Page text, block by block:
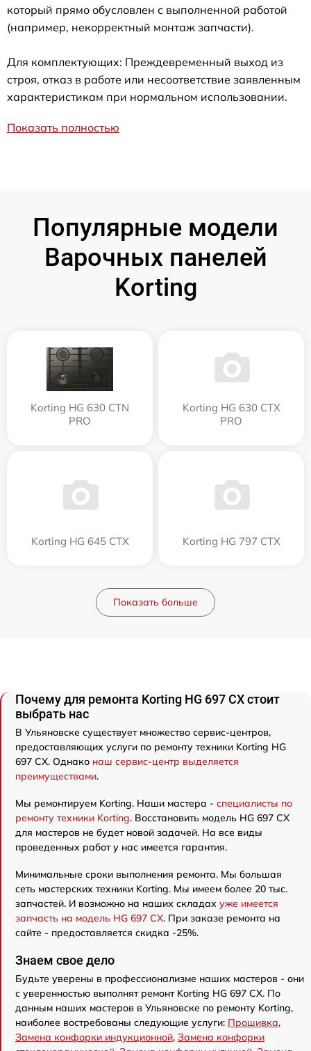
который прямо обусловлен с выполненной работой
(например, некорректный монтаж запчасти).
Для комплектующих: Преждевременный выход из
строя, отказ в работе или несоответствие заявленным
характеристикам при нормальном использовании.
Показать полностью
Популярные модели
Варочных панелей
Korting
Korting HG 630 CTN
PRO
Korting HG 630 CTX
PRO
Korting HG 645 CTX Korting HG 797 CTX
Показать больше
Почему для ремонта Korting HG 697 CX стоит
выбрать нас
В Ульяновске существует множество сервис-центров,
предоставляющих услуги по ремонту техники Korting HG
697 CX. Однако наш сервис-центр выделяется
преимуществами.
Мы ремонтируем Korting. Наши мастера - специалисты по
ремонту техники Korting. Восстановить модель HG 697 CX
для мастеров не будет новой задачей. На все виды
проведенных работ у нас имеется гарантия.
Минимальные сроки выполнения ремонта. Мы большая
сеть мастерских техники Korting. Мы имеем более 20 тыс.
запчастей. И возможно на наших складах уже имеется
запчасть на модель HG 697 CX. При заказе ремонта на
сайте - предоставляется скидка -25%.
Знаем свое дело
Будьте уверены в профессионализме наших мастеров - они
с уверенностью выполнят ремонт Korting HG 697 CX. По
данным наших мастеров в Ульяновске по ремонту Korting,
наиболее востребованы следующие услуги: Прошивка,
Замена конфорки индукционной, Замена конфорки